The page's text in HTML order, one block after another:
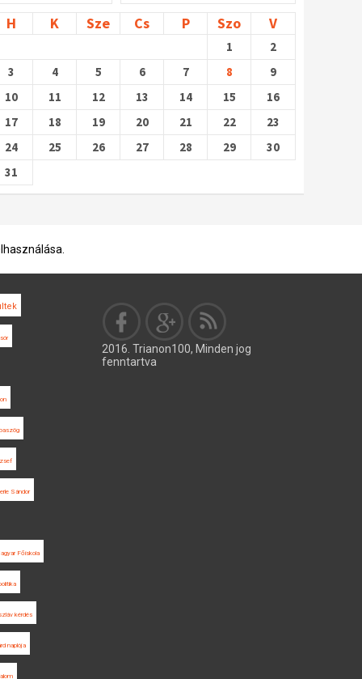
H K Sze Cs P Szo V
1
2
3
4 5 6 7 8
9
10
11 12 13 14 15
16
17
18 19 20 21 22
23
24
25 26 27 28 29
30
31
Sándor
Főiskola
kérdés
naplója
2016. Trianon100, Minden jog
fenntartva